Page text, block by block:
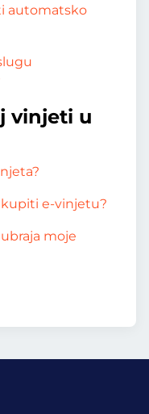
automatsko
vinjeti u
kupiti e-vinjetu?
moje